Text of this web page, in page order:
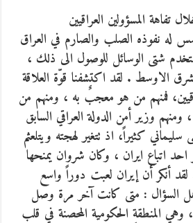
تفاهة المسؤولين العراقيين
له نفوذه الصلب والصارم في العراق
شتى الوسائل للوصول الى ذلك ،
الاوسط . لقد اكتشفنا قوّة العلاقة
فمنهم من هو معجبٌ به ، ومنهم من
وزير أمن الدولة العراقي السابق
كثيراً، اذ تتغير لهجته ويتلعثم
احد اتباع ايران ، وكان شروان يمنحها
لقد أنكر أن إيران لعبت دوراً واسع
السؤال : متى كانت آخر مرة وصل
وهي المنطقة الحكومية المحصنة في قلب